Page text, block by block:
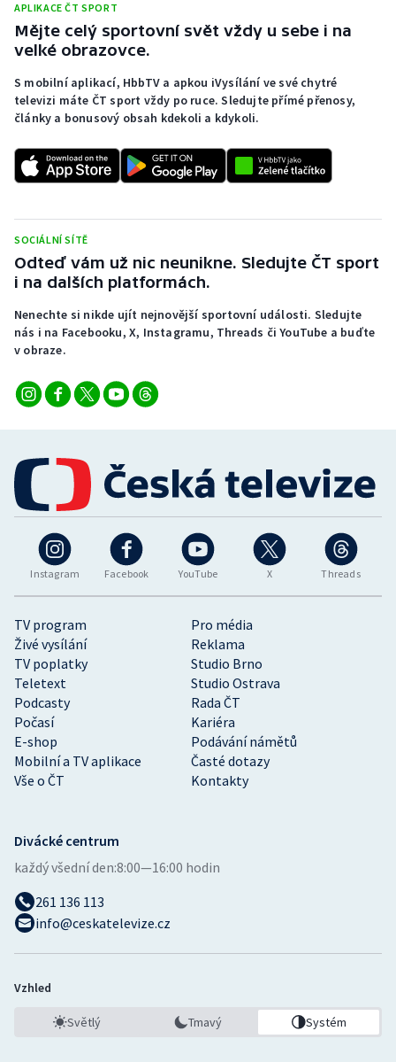
Vodní slalom
Volejbal
Ostatní
APLIKACE ČT SPORT
Mějte celý sportovní svět vždy u sebe i na
velké obrazovce.
S mobilní aplikací, HbbTV a apkou iVysílání ve své chytré
televizi máte ČT sport vždy po ruce. Sledujte přímé přenosy,
články a bonusový obsah kdekoli a kdykoli.
SOCIÁLNÍ SÍTĚ
Odteď vám už nic neunikne. Sledujte ČT sport
i na dalších platformách.
Nenechte si nikde ujít nejnovější sportovní události. Sledujte
nás i na Facebooku, X, Instagramu, Threads či YouTube a buďte
v obraze.
Instagram Facebook YouTube X Threads
TV program
Pro média
Živé vysílání
Reklama
TV poplatky
Studio Brno
Teletext
Studio Ostrava
Podcasty
Rada ČT
Počasí
Kariéra
E-shop
Podávání námětů
Mobilní a TV aplikace
Časté dotazy
Vše o ČT
Kontakty
Divácké centrum
každý všední den:8:00—16:00 hodin
261 136 113
info@ceskatelevize.cz
Vzhled
Světlý Tmavý Systém